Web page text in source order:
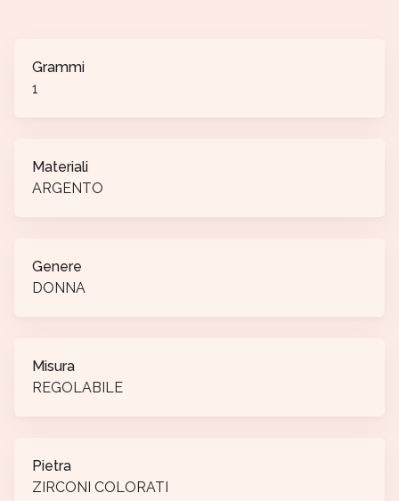
Grammi
1
Materiali
ARGENTO
Genere
DONNA
Misura
REGOLABILE
Pietra
ZIRCONI COLORATI